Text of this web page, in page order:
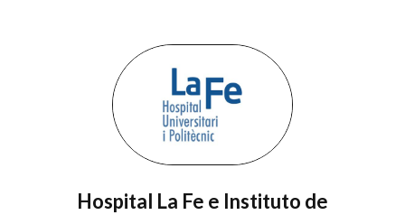
Hospital La Fe e Instituto de